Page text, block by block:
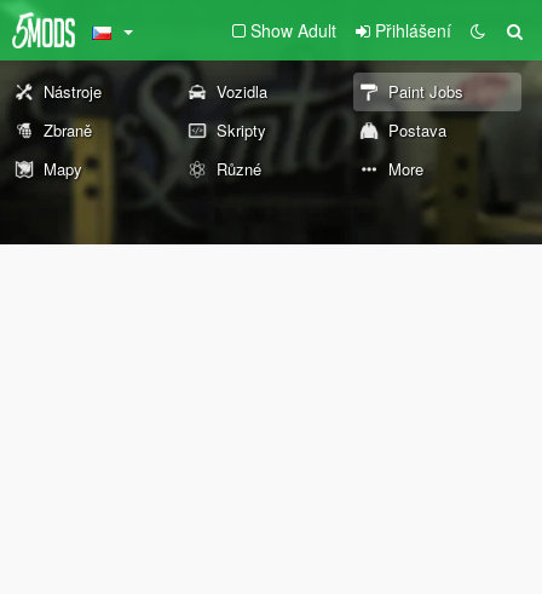
Show Adult Přihlášení
Nástroje Vozidla
Paint Jobs
Zbraně
Skripty
Postava
Mapy
Různé More